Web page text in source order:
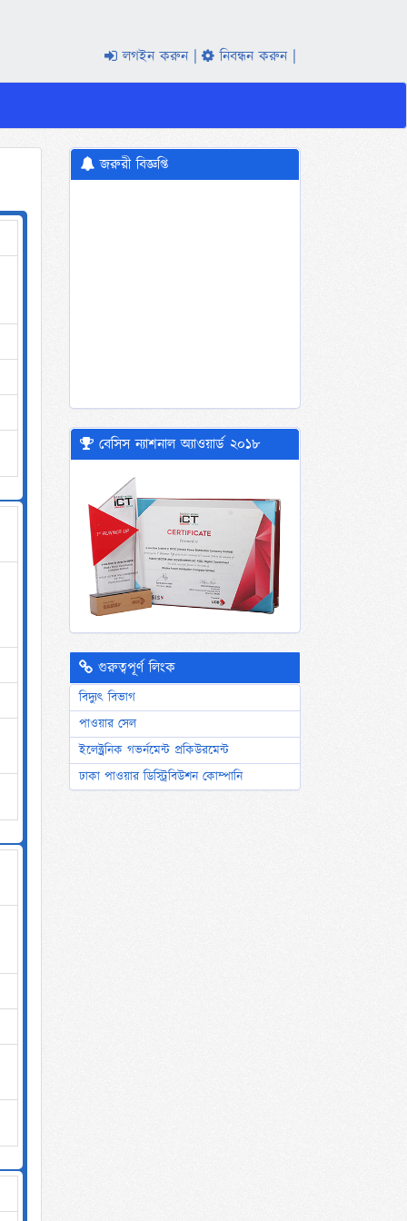
লগইন করুন নিবন্ধন করুন
জরুরী বিজ্ঞপ্তি
বেসিস ন্যাশনাল অ্যাওয়ার্ড ২০১৮
গুরুত্বপূর্ণ লিংক
বিদ্যুৎ বিভাগ
পাওয়ার সেল
ইলেক্ট্রনিক গভর্নমেন্ট প্রকিউরমেন্ট
ঢাকা পাওয়ার ডিস্ট্রিবিউশন কোম্পানি